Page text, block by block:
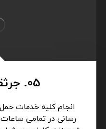
05. جرثقیل تهران
انجام کلیه خدمات حمل
رسانی در تمامی ساعات